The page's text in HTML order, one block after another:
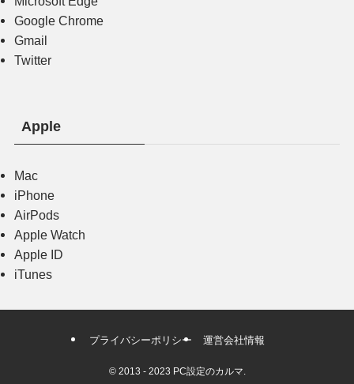
Google Chrome
Gmail
Twitter
Apple
Mac
iPhone
AirPods
Apple Watch
Apple ID
iTunes
プライバシーポリシー 運営会社情報
©2013 - 2023 PC設定のカルマ.